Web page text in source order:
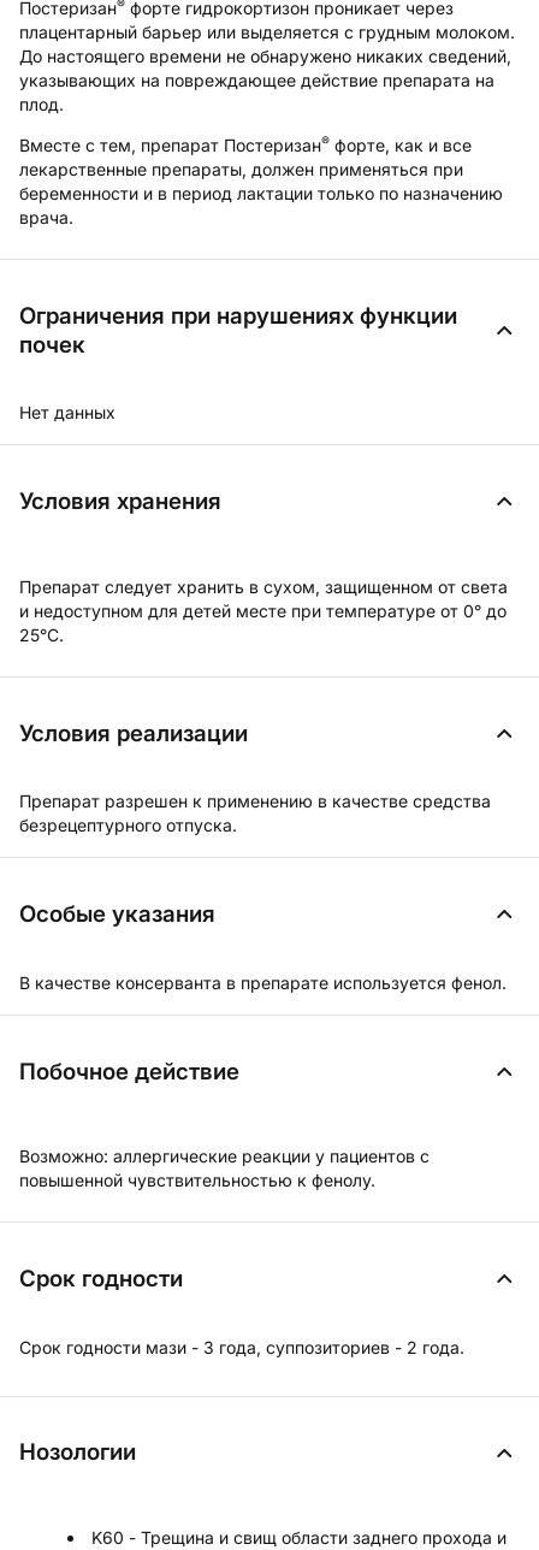
Постеризан® форте гидрокортизон проникает через
плацентарный барьер или выделяется с грудным молоком.
До настоящего времени не обнаружено никаких сведений,
указывающих на повреждающее действие препарата на
плод.
Вместе с тем, препарат Постеризан® форте, как и все
лекарственные препараты, должен применяться при
беременности и в период лактации только по назначению
врача.
Ограничения при нарушениях функции
почек
Нет данных
Условия хранения
Препарат следует хранить в сухом, защищенном от света
и недоступном для детей месте при температуре от 0° до
25°С.
Условия реализации
Препарат разрешен к применению в качестве средства
безрецептурного отпуска.
Особые указания
В качестве консерванта в препарате используется фенол.
Побочное действие
Возможно: аллергические реакции у пациентов с
повышенной чувствительностью к фенолу.
Срок годности
Срок годности мази - 3 года, суппозиториев - 2 года.
Нозологии
K60 - Трещина и свищ области заднего прохода и